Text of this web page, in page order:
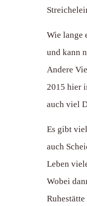
Wie lange
und kann
Andere
2015 hier
auch viel
Es gibt
auch
Leben
Wobei